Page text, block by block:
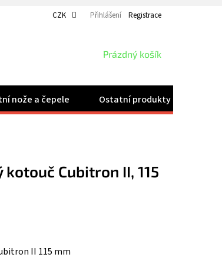
CZK Přihlášení Registrace
NÁKUPNÍ
Prázdný košík
nože a čepele Ostatní produkty
II 115 mm
Cubitron II, 115